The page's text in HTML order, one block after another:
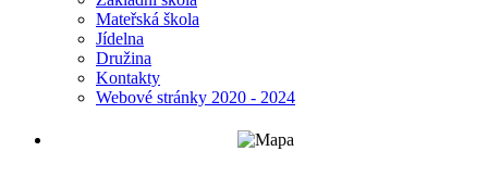
Mateřská škola
Jídelna
Družina
Kontakty
Webové stránky 2020 - 2024